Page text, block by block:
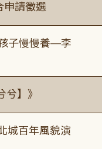
申請徵選
子慢慢養—李
兮】》
城百年風貌演